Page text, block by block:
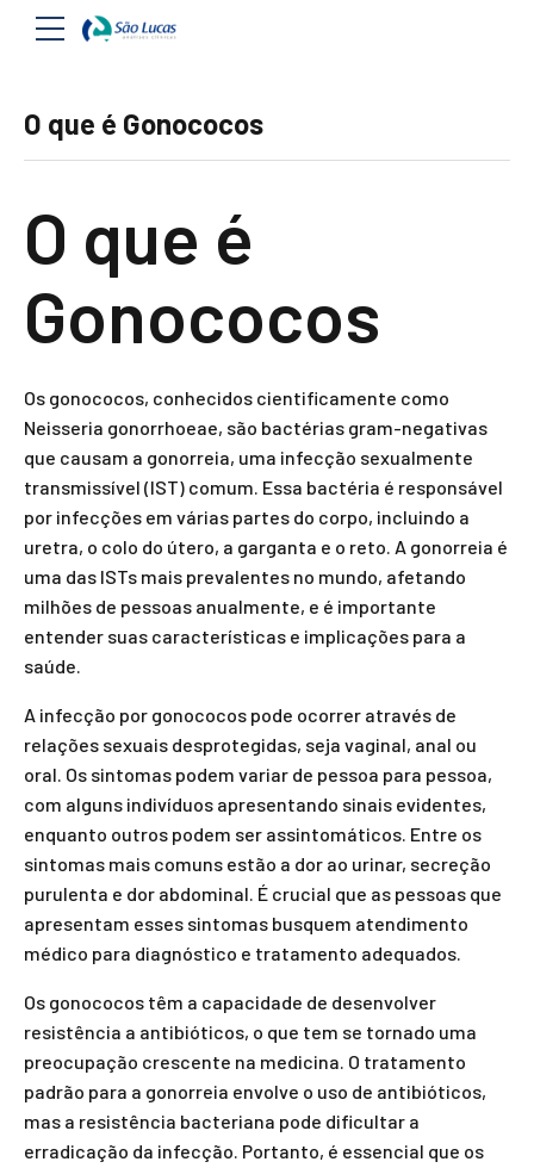
O que é Gonococos
O que é
Gonococos
Os gonococos, conhecidos cientificamente como
Neisseria gonorrhoeae, são bactérias gram-negativas
que causam a gonorreia, uma infecção sexualmente
transmissível (IST) comum. Essa bactéria é responsável
por infecções em várias partes do corpo, incluindo a
uretra, o colo do útero, a garganta e o reto. A gonorreia é
uma das ISTs mais prevalentes no mundo, afetando
milhões de pessoas anualmente, e é importante
entender suas características e implicações para a
saúde.
A infecção por gonococos pode ocorrer através de
relações sexuais desprotegidas, seja vaginal, anal ou
oral. Os sintomas podem variar de pessoa para pessoa,
com alguns indivíduos apresentando sinais evidentes,
enquanto outros podem ser assintomáticos. Entre os
sintomas mais comuns estão a dor ao urinar, secreção
purulenta e dor abdominal. É crucial que as pessoas que
apresentam esses sintomas busquem atendimento
médico para diagnóstico e tratamento adequados.
Os gonococos têm a capacidade de desenvolver
resistência a antibióticos, o que tem se tornado uma
preocupação crescente na medicina. O tratamento
padrão para a gonorreia envolve o uso de antibióticos,
mas a resistência bacteriana pode dificultar a
erradicação da infecção. Portanto, é essencial que os